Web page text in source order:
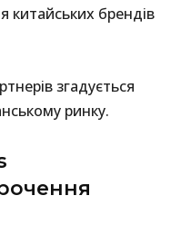
китайських брендів
згадується
ринку.